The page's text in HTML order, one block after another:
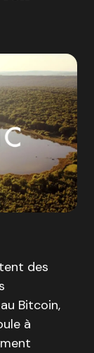
des
Bitcoin,
à